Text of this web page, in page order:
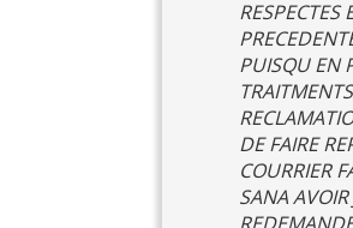
RESPECTES
PUISQU EN
DE FAIRE
COURRIER
SANA